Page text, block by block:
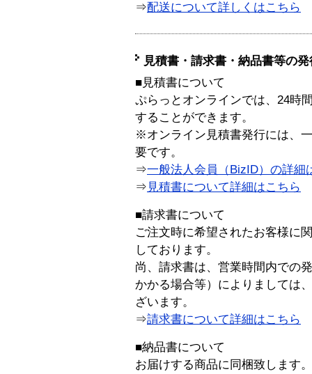
⇒配送について詳しくはこちら
見積書・請求書・納品書等の
■見積書について
ぷらっとオンラインでは、24時
することができます。
※オンライン見積書発行には、
要です。
⇒一般法人会員（BizID）の詳細
⇒ 見積書について詳細はこちら
■請求書について
ご注文時に希望されたお客様に
しております。
尚、請求書は、営業時間内での
かかる場合等）によりましては
ざいます。
⇒請求書について詳細はこちら
■納品書について
お届けする商品に同梱致します。